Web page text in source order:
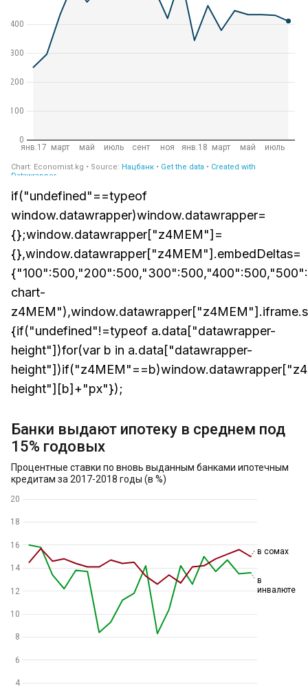
if("undefined"==typeof
window.datawrapper)window.datawrapper=
{};window.datawrapper["z4MEM"]=
{},window.datawrapper["z4MEM"].embedDeltas=
chart-
{if("undefined"!=typeof a.data["datawrapper-
height"])for(var b in a.data["datawrapper-
height"][b]+"px"});